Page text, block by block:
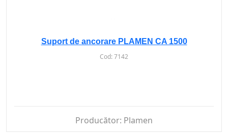
Suport de ancorare PLAMEN CA 1500
Cod:7142
Producător: Plamen